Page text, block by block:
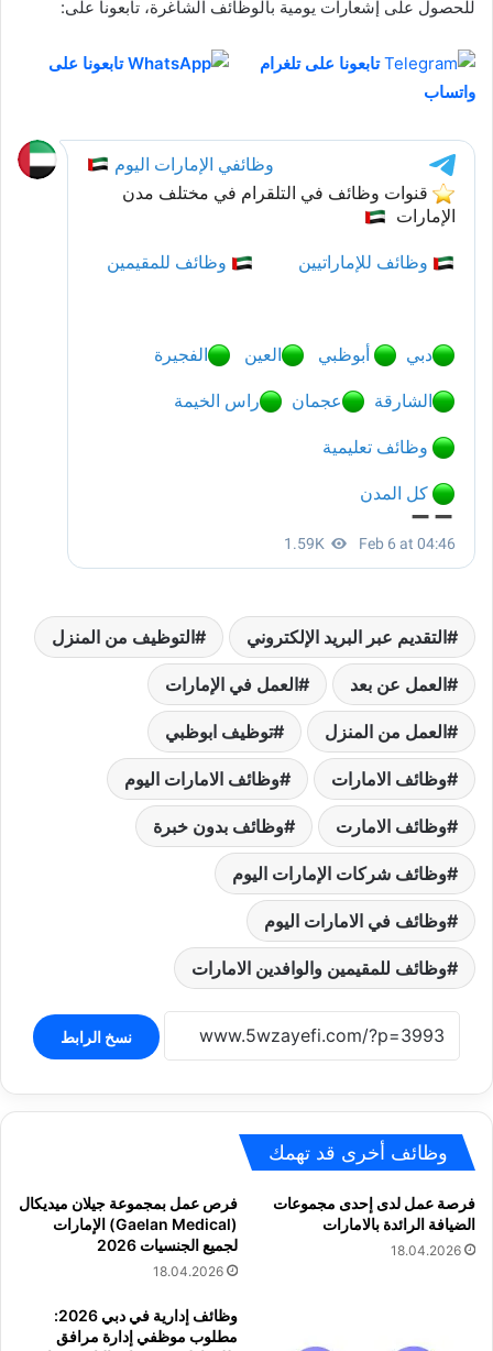
للحصول على إشعارات يومية بالوظائف الشاغرة، تابعونا على:
تابعونا على تلغرام
تابعونا على
واتساب
التقديم عبر البريد الإلكتروني التوظيف من المنزل
العمل عن بعد العمل في الإمارات
العمل من المنزل توظيف ابوظبي
وظائف الامارات وظائف الامارات اليوم
وظائف الامارت وظائف بدون خبرة
وظائف شركات الإمارات اليوم
وظائف في الامارات اليوم
وظائف للمقيمين والوافدين الامارات
نسخ الرابط
وظائف أخرى قد تهمك
فرصة عمل لدى إحدى مجموعات
الضيافة الرائدة بالامارات
18.04.2026
فرص عمل بمجموعة جيلان ميديكال
(Gaelan Medical) الإمارات
لجميع الجنسيات 2026
18.04.2026
وظائف إدارية في دبي 2026:
مطلوب موظفي إدارة مرافق